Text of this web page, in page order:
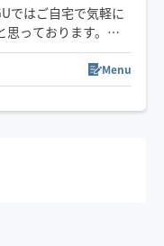
ではご自宅で気軽に
っております。
癒されていただけま
ます！
Menu